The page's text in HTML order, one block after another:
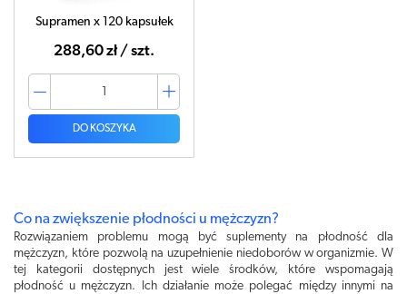
Supramen x 120 kapsułek
288,60 zł / szt.
DO KOSZYKA
Co na zwiększenie płodności u mężczyzn?
Rozwiązaniem problemu mogą być suplementy na płodność dla
mężczyzn, które pozwolą na uzupełnienie niedoborów w organizmie. W
tej kategorii dostępnych jest wiele środków, które wspomagają
płodność u mężczyzn. Ich działanie może polegać między innymi na